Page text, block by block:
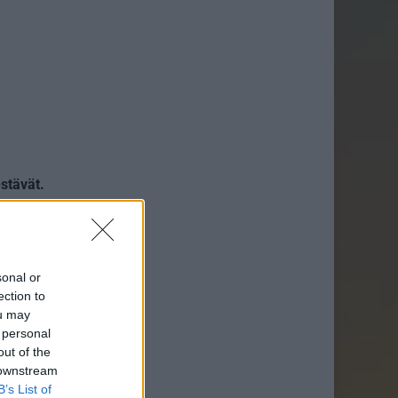
or
to
may
of the
List of
olet
aivan yhtä mieltä